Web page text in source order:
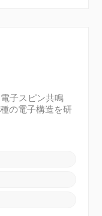
子スピン共鳴
の電子構造を研
EPR 分光法の 2
クロ波源が一定
連続的に放射し
引し、サンプ
のエネルギー